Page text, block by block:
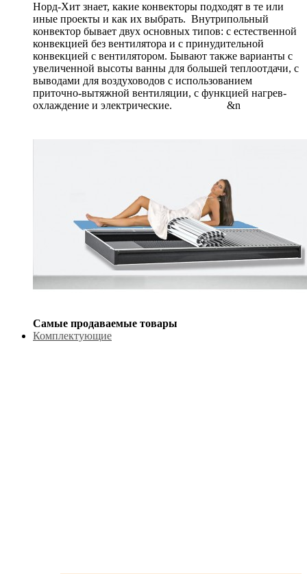
Норд-Хит знает, какие конвекторы подходят в те или
иные проекты и как их выбрать. Внутрипольный
конвектор бывает двух основных типов: с естественной
конвекцией без вентилятора и с принудительной
конвекцией с вентилятором. Бывают также варианты с
увеличенной высоты ванны для большей теплоотдачи, с
выводами для воздуховодов с использованием
приточно-вытяжной вентиляции, с функцией нагрев-
охлаждение и электрические. &n
Самые продаваемые товары
Комплектующие